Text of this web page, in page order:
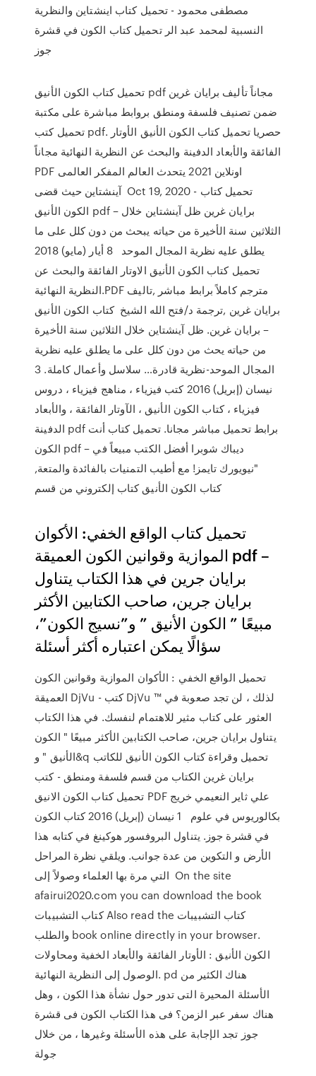
مصطفى محمود - تحميل كتاب اينشتاين والنظرية
النسبية لمحمد عبد الر تحميل كتاب الكون في قشرة
تحميل كتاب الكون الأنيق pdf مجاناً تأليف برايان غرين
ضمن تصنيف فلسفة ومنطق بروابط مباشرة على مكتبة
تحميل كتب pdf. حصريا تحميل كتاب الكون الأنيق الأوتار
الفائقة والأبعاد الدفينة والبحث عن النظرية النهائية مجاناً
PDF اونلاين 2021 يتحدث العالم المفكر العالمى
آينشتاين حيث قضى Oct 19, 2020 - تحميل كتاب
الكون الأنيق pdf – برايان غرين ظل آينشتاين خلال
الثلاثين سنة الأخيرة من حياته يبحث من دون كلل على ما
يطلق عليه نظرية المجال الموحد 8 أيار (مايو) 2018
تحميل كتاب الكون الأنيق الاوتار الفائقة والبحث عن
النظرية النهائية.PDF مترجم كاملاً برابط مباشر ,تاليف
برايان غرين ,ترجمة د/فتح الله الشيخ كتاب الكون الأنيق
– برايان غرين. ظل آينشتاين خلال الثلاثين سنة الأخيرة
من حياته يحث من دون كلل على ما يطلق عليه نظرية
المجال الموحد-نظرية قادرة… سلاسل وأعمال كاملة. 3
نيسان (إبريل) 2016 كتب فيزياء ، مناهج فيزياء ، دروس
فيزياء ، كتاب الكون الأنيق ، الآوتار الفائقة ، والأبعاد
الدفينة pdf برابط تحميل مباشر مجانا. تحميل كتاب أنت
الكون pdf – ديباك شوبرا أفضل الكتب مبيعاً في
"نيويورك تايمز! مع أطيب التمنيات بالفائدة والمتعة,
كتاب الكون الأنيق كتاب إلكتروني من قسم
تحميل كتاب الواقع الخفي: الأكوان
الموازية وقوانين الكون العميقة pdf –
برايان جرين في هذا الكتاب يتناول
برايان جرين، صاحب الكتابين الأكثر
مبيعًا ” الكون الأنيق ” و”نسيج الكون”،
سؤالًا يمكن اعتباره أكثر أسئلة
تحميل الواقع الخفي : الأكوان الموازية وقوانين الكون
العميقة DjVu - كتب DjVu ™ لذلك ، لن تجد صعوبة في
العثور على كتاب مثير للاهتمام لنفسك. في هذا الكتاب
يتناول برايان جرين، صاحب الكتابين الأكثر مبيعًا " الكون
الأنيق " و&q تحميل وقراءة كتاب الكون الأنيق للكاتب
برايان غرين الكتاب من قسم فلسفة ومنطق - كتب
تحميل كتاب الكون الانيق PDF علي ثاير النعيمي خريج
بكالوريوس في علوم 1 نيسان (إبريل) 2016 كتاب الكون
في قشرة جوز. يتناول البروفسور هوكينغ في كتابه هذا
الأرض و التكوين من عدة جوانب. ويلقي نظرة المراحل
التي مرة بها العلماء وصولاً إلى On the site
afairui2020.com you can download the book
كتاب التشبيبات Also read the كتاب التشبيبات
والطلب book online directly in your browser.
الكون الأنيق : الأوتار الفائقة والأبعاد الخفية ومحاولات
الوصول إلى النظرية النهائية. pd هناك الكثير من
الأسئلة المحيرة التى تدور حول نشأة هذا الكون ، وهل
هناك سفر عبر الزمن؟ فى هذا الكتاب الكون فى قشرة
جوز تجد الإجابة على هذه الأسئلة وغيرها ، من خلال